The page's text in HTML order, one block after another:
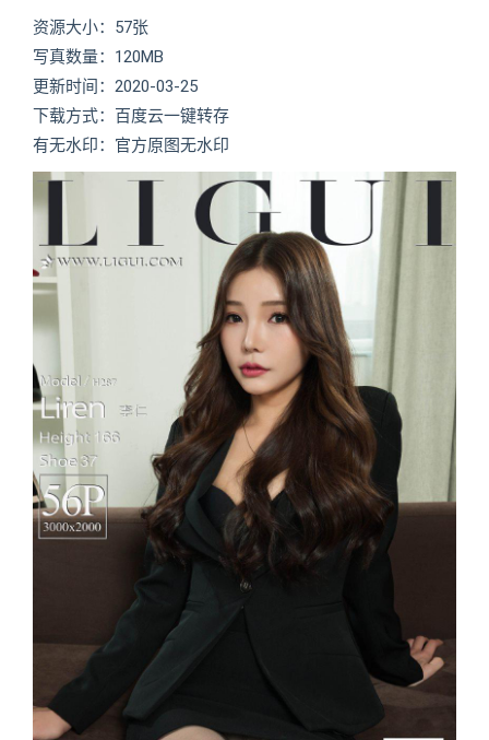
资源大小：57张
写真数量：120MB
更新时间：2020-03-25
下载方式：百度云一键转存
有无水印：官方原图无水印